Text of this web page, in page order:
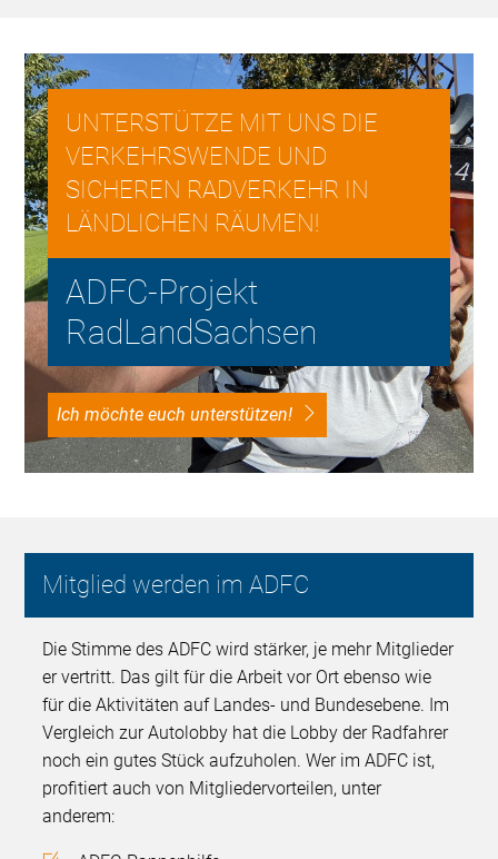
UNTERSTÜTZE MIT UNS DIE
VERKEHRSWENDE UND
SICHEREN RADVERKEHR IN
LÄNDLICHEN RÄUMEN!
ADFC-Projekt
RadLandSachsen
Ich möchte euch unterstützen!
Mitglied werden im ADFC
Die Stimme des ADFC wird stärker, je mehr Mitglieder
er vertritt. Das gilt für die Arbeit vor Ort ebenso wie
für die Aktivitäten auf Landes- und Bundesebene. Im
Vergleich zur Autolobby hat die Lobby der Radfahrer
noch ein gutes Stück aufzuholen. Wer im ADFC ist,
profitiert auch von Mitgliedervorteilen, unter
anderem: